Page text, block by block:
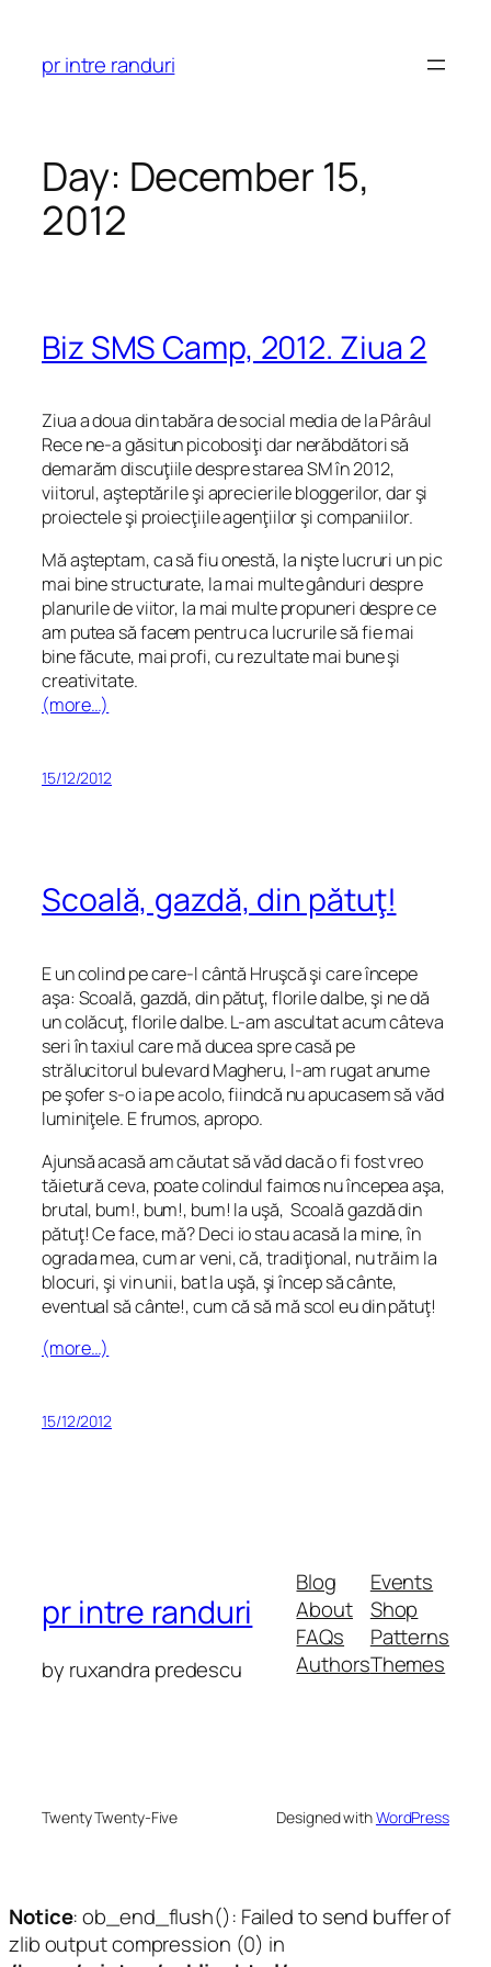
content
pr intre randuri
Day: December 15,
2012
Biz SMS Camp, 2012. Ziua 2
Ziua a doua din tabăra de social media de la Pârâul
Rece ne-a găsitun picobosiţi dar nerăbdători să
demarăm discuţiile despre starea SM în 2012,
viitorul, aşteptările şi aprecierile bloggerilor, dar şi
proiectele şi proiecţiile agenţiilor şi companiilor.
Mă aşteptam, ca să fiu onestă, la nişte lucruri un pic
mai bine structurate, la mai multe gânduri despre
planurile de viitor, la mai multe propuneri despre ce
am putea să facem pentru ca lucrurile să fie mai
bine făcute, mai profi, cu rezultate mai bune şi
creativitate.
(more…)
15/12/2012
Scoală, gazdă, din pătuţ!
E un colind pe care-l cântă Hruşcă şi care începe
aşa: Scoală, gazdă, din pătuţ, florile dalbe, şi ne dă
un colăcuţ, florile dalbe. L-am ascultat acum câteva
seri în taxiul care mă ducea spre casă pe
strălucitorul bulevard Magheru, l-am rugat anume
pe şofer s-o ia pe acolo, fiindcă nu apucasem să văd
luminiţele. E frumos, apropo.
Ajunsă acasă am căutat să văd dacă o fi fost vreo
tăietură ceva, poate colindul faimos nu începea aşa,
brutal, bum!, bum!, bum! la uşă, Scoală gazdă din
pătuţ! Ce face, mă? Deci io stau acasă la mine, în
ograda mea, cum ar veni, că, tradiţional, nu trăim la
blocuri, şi vin unii, bat la uşă, şi încep să cânte,
eventual să cânte!, cum că să mă scol eu din pătuţ!
(more…)
15/12/2012
pr intre randuri
by ruxandra predescu
Blog
About
FAQs
Authors
Events
Shop
Patterns
Themes
Twenty Twenty-Five Designed withWordPress
Notice: ob_end_flush(): Failed to send buffer of
zlib output compression (0) in